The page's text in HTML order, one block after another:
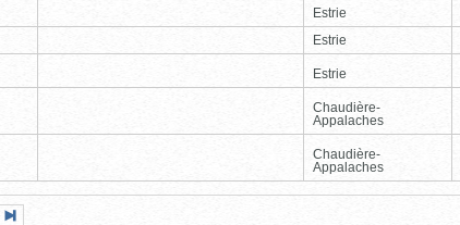
Estrie
Estrie
Estrie
Chaudière-
Appalaches
Chaudière-
Appalaches